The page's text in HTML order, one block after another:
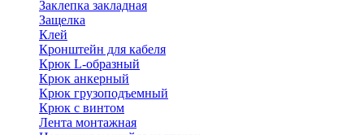
Заклепка закладная
Защелка
Клей
Кронштейн для кабеля
Крюк L-образный
Крюк анкерный
Крюк грузоподъемный
Крюк с винтом
Лента монтажная